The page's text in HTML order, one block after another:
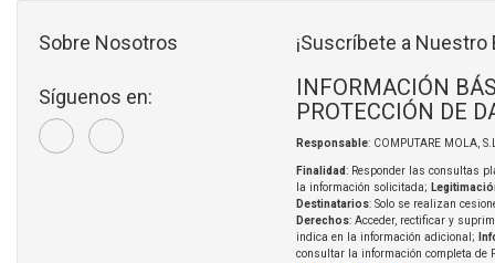
Sobre Nosotros
Síguenos en:
¡Suscríbete a Nuestro
INFORMACIÓN
PROTECCIÓN DE
Responsable: COMPUTARE MOLA,
Finalidad: Responder las consultas
la información solicitada;
Destinatarios: Solo se realizan
Derechos: Acceder, rectificar y
indica en la información adicional;
consultar la información completa de